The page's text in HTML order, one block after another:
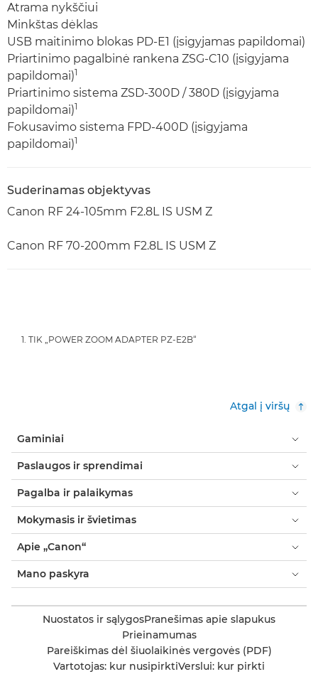
Atrama nykščiui
Minkštas dėklas
USB maitinimo blokas PD-E1 (įsigyjamas papildomai)
Priartinimo pagalbinė rankena ZSG-C10 (įsigyjama
papildomai)1
Priartinimo sistema ZSD-300D / 380D (įsigyjama
papildomai)1
Fokusavimo sistema FPD-400D (įsigyjama
papildomai)1
Suderinamas objektyvas
Canon RF 24-105mm F2.8L IS USM Z
Canon RF 70-200mm F2.8L IS USM Z
1. TIK „POWER ZOOM ADAPTER PZ-E2B“
Atgal į viršų
Gaminiai
Paslaugos ir sprendimai
Pagalba ir palaikymas
Mokymasis ir švietimas
Apie „Canon“
Mano paskyra
Nuostatos ir sąlygosPranešimas apie slapukus
Prieinamumas
Pareiškimas dėl šiuolaikinės vergovės (PDF)
Vartotojas: kur nusipirktiVerslui: kur pirkti